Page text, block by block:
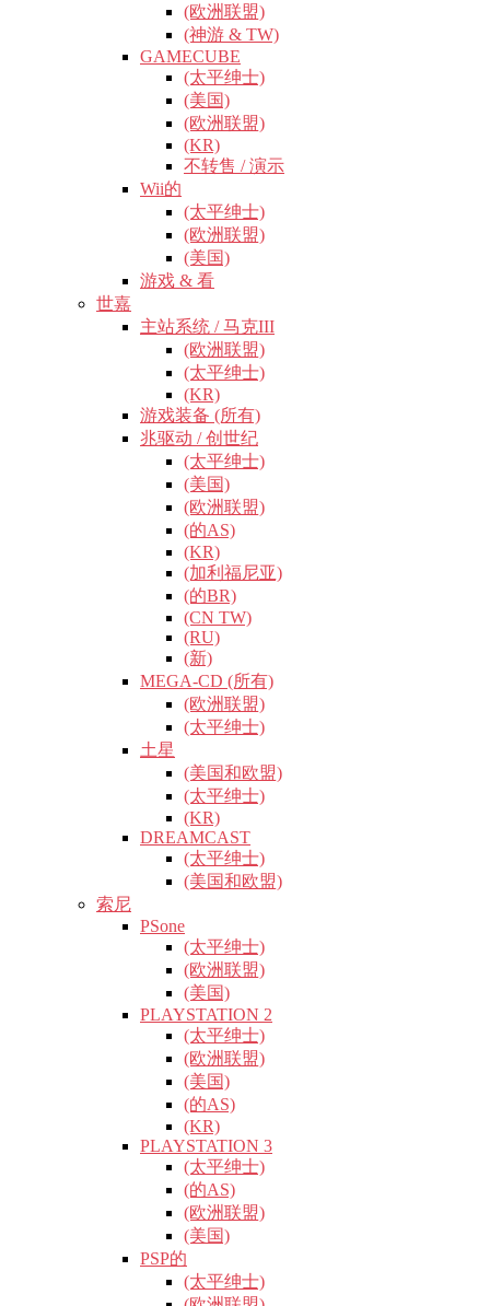
(欧洲联盟)
(神游 & TW)
GAMECUBE
(太平绅士)
(美国)
(欧洲联盟)
(KR)
不转售 / 演示
Wii的
(太平绅士)
(欧洲联盟)
(美国)
游戏 & 看
世嘉
主站系统 / 马克III
(欧洲联盟)
(太平绅士)
(KR)
游戏装备 (所有)
兆驱动 / 创世纪
(太平绅士)
(美国)
(欧洲联盟)
(的AS)
(KR)
(加利福尼亚)
(的BR)
(CN TW)
(RU)
(新)
MEGA-CD (所有)
(欧洲联盟)
(太平绅士)
土星
(美国和欧盟)
(太平绅士)
(KR)
DREAMCAST
(太平绅士)
(美国和欧盟)
索尼
PSone
(太平绅士)
(欧洲联盟)
(美国)
PLAYSTATION 2
(太平绅士)
(欧洲联盟)
(美国)
(的AS)
(KR)
PLAYSTATION 3
(太平绅士)
(的AS)
(欧洲联盟)
(美国)
PSP的
(太平绅士)